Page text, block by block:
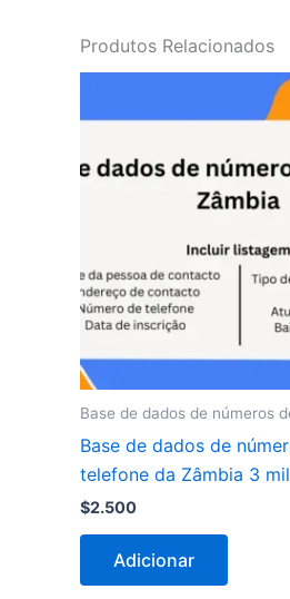
Produtos Relacionados
Base de dados de números
Base de dados de
telefone da Zâmbia 3
$2.500
Adicionar